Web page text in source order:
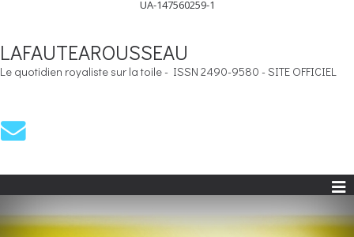
UA-147560259-1
LAFAUTEAROUSSEAU
Le quotidien royaliste sur la toile - ISSN 2490-9580 - SITE OFFICIEL